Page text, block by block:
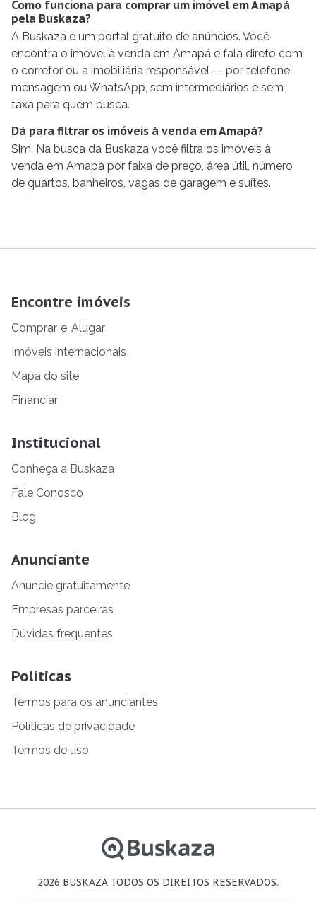
Como funciona para comprar um imóvel em Amapá
pela Buskaza?
A Buskaza é um portal gratuito de anúncios. Você
encontra o imóvel à venda em Amapá e fala direto com
o corretor ou a imobiliária responsável — por telefone,
mensagem ou WhatsApp, sem intermediários e sem
taxa para quem busca.
Dá para filtrar os imóveis à venda em Amapá?
Sim. Na busca da Buskaza você filtra os imóveis à
venda em Amapá por faixa de preço, área útil, número
de quartos, banheiros, vagas de garagem e suítes.
Encontre imóveis
Comprar e Alugar
Imóveis internacionais
Mapa do site
Financiar
Institucional
Conheça a Buskaza
Fale Conosco
Blog
Anunciante
Anuncie gratuitamente
Empresas parceiras
Dúvidas frequentes
Políticas
Termos para os anunciantes
Políticas de privacidade
Termos de uso
2026 BUSKAZA TODOS OS DIREITOS RESERVADOS.